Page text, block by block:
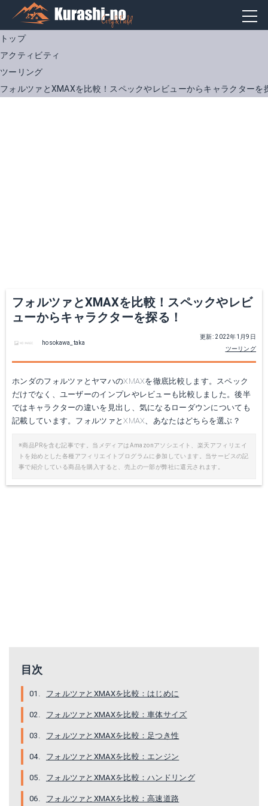
トップ
アクティビティ
ツーリング
フォルツァとXMAXを比較！スペックやレビューからキャラクターを
フォルツァとXMAXを比較！スペックやレビ
ューからキャラクターを探る！
更新: 2022年1月9日
ツーリング
hosokawa_taka
ホンダのフォルツァとヤマハのXMAXを徹底比較します。スペック
だけでなく、ユーザーのインプレやレビューも比較しました。後半
ではキャラクターの違いを見出し、気になるローダウンについても
記載しています。フォルツァとXMAX、あなたはどちらを選ぶ？
※商品PRを含む記事です。当メディアはAmazonアソシエイト、楽天アフィリエイ
トを始めとした各種アフィリエイトプログラムに参加しています。当サービスの記
事で紹介している商品を購入すると、売上の一部が弊社に還元されます。
目次
フォルツァとXMAXを比較：はじめに
フォルツァとXMAXを比較：車体サイズ
フォルツァとXMAXを比較：足つき性
フォルツァとXMAXを比較：エンジン
フォルツァとXMAXを比較：ハンドリング
フォルツァとXMAXを比較：高速道路
Q5K-YSK-111-F02
Amazonで詳細を見る
Yahoo!ショッピングで見る